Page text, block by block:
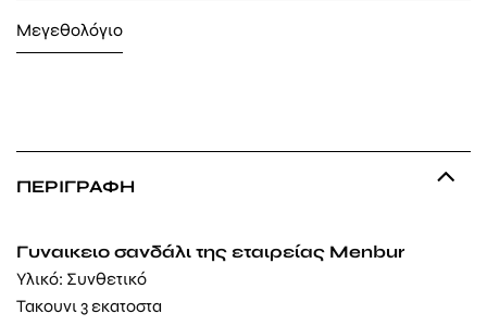
Μεγεθολόγιο
ΠΕΡΙΓΡΑΦΉ
Γυναικειο σανδάλι της εταιρείας Menbur
Υλικό: Συνθετικό
Τακουνι 3 εκατοστα